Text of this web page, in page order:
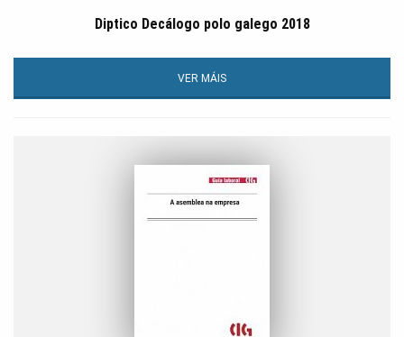
Diptico Decálogo polo galego 2018
VER MÁIS